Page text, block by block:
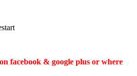
facebook & google plus or where